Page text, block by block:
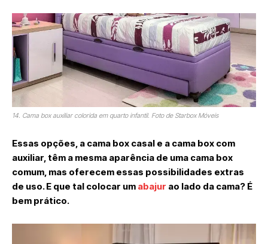
14. Cama box auxiliar colorida em quarto infantil. Foto de Starbox Móveis
Essas opções, a cama box casal e a cama box com
auxiliar, têm a mesma aparência de uma cama box
comum, mas oferecem essas possibilidades extras
de uso. E que tal colocar um abajur ao lado da cama? É
bem prático.